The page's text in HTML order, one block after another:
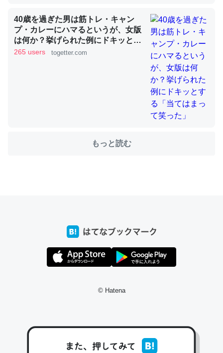
ウチもEchoを実家に置いて４年。でたまに覗いてる。ぼ
ちぼちRingも置こうかと画策中。あと、Googleマップで
位置情報を共有してる。電池残量や充電中かが分かるので
─たまにLINEするくらいだった遠方の父67歳と僕。ITツール導入で
コミュニケーションが劇的に変化した｜tayorini by LIFULL介護
─たまにLINEするくらいだった遠方の父67歳と僕。ITツール導入で
コミュニケーションが劇的に変化した｜tayorini by LIFULL介護
私も3年前ぐらいに祖母の家に設置した。ポケットWifiみ
https://toyoshi.hatenablog.com/entry/2019/05/15/1805
40歳を過ぎた男は筋トレ・キャン
プ・カレーにハマるというが、女版
は何か？挙げられた例にドキッとす
る「当てはまって笑った」
265 users togetter.com
もっと読む
© Hatena